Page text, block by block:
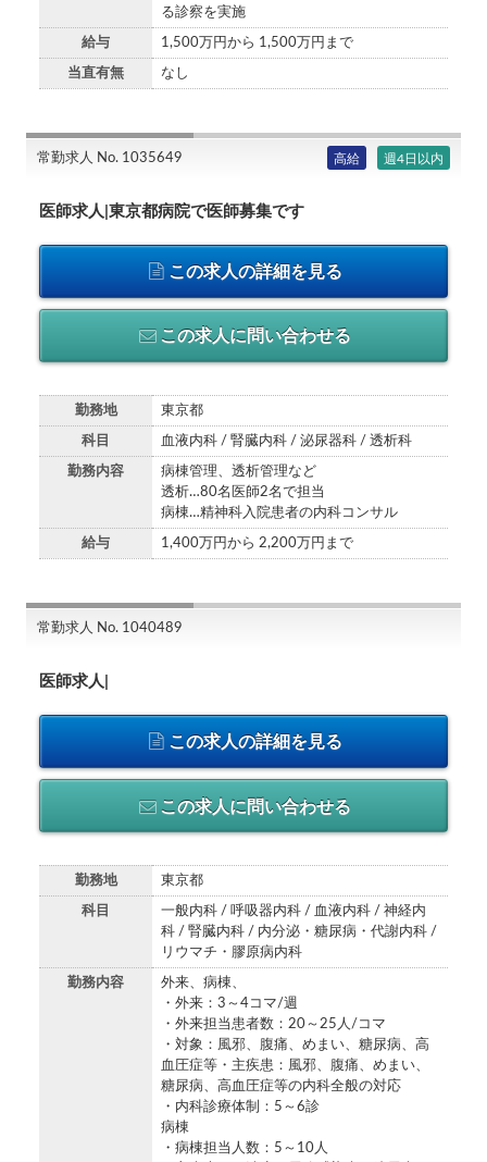
る診察を実施
給与 1,500万円から 1,500万円まで
当直有無 なし
常勤求人 No. 1035649 高給 週4日以内
医師求人|東京都病院で医師募集です
この求人の詳細を見る
この求人に問い合わせる
勤務地 東京都
科目 血液内科 / 腎臓内科 / 泌尿器科 / 透析科
勤務内容
病棟管理、透析管理など
透析…80名医師2名で担当
病棟…精神科入院患者の内科コンサル
給与 1,400万円から 2,200万円まで
常勤求人 No. 1040489
医師求人|
この求人の詳細を見る
この求人に問い合わせる
勤務地 東京都
科目
一般内科 / 呼吸器内科 / 血液内科 / 神経内
科 / 腎臓内科 / 内分泌・糖尿病・代謝内科 /
リウマチ・膠原病内科
勤務内容
外来、病棟、
・外来：3～4コマ/週
・外来担当患者数：20～25人/コマ
・対象：風邪、腹痛、めまい、糖尿病、高
血圧症等・主疾患：風邪、腹痛、めまい、
糖尿病、高血圧症等の内科全般の対応
・内科診療体制：5～6診
病棟
・病棟担当人数：5～10人